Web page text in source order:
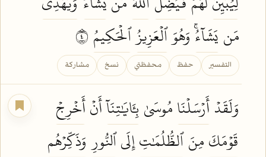
مَن يَشَآءُۚوَهُوَٱلۡعَزِيزُٱلۡحَكِيمُ
التفسير حفظ محفظتي نسخ مشاركة
وَلَقَدۡأَرۡسَلۡنَامُوسَىٰبِـَٔايَٰتِنَآأَنۡأَخۡرِجۡ
قَوۡمَكَمِنَٱلظُّلُمَٰتِإِلَىٱلنُّورِ وَذَكِّرۡهُم